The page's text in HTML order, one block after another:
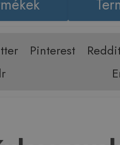
Pinterest